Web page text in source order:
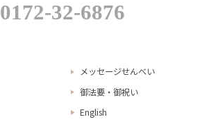
0172-32-6876
メッセージせんべい
御法要・御祝い
English